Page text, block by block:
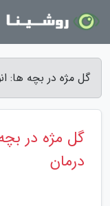
گل مژه در بچه ها:
گل مژه در
درمان